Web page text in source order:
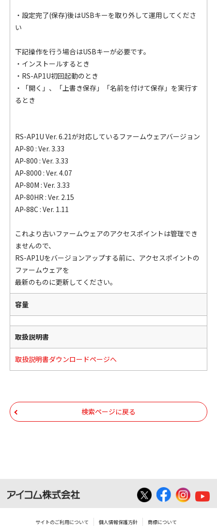
・設定完了(保存)後はUSBキーを取り外して運用してくださ
い
下記操作を行う場合はUSBキーが必要です。
・インストールするとき
・RS-AP1U初回起動のとき
・「開く」、「上書き保存」「名前を付けて保存」を実行す
るとき
RS-AP1U Ver. 6.21が対応しているファームウェアバージョン
AP-80 : Ver. 3.33
AP-800 : Ver. 3.33
AP-8000 : Ver. 4.07
AP-80M : Ver. 3.33
AP-80HR : Ver. 2.15
AP-88C : Ver. 1.11
これより古いファームウェアのアクセスポイントは管理でき
ませんので、
RS-AP1Uをバージョンアップする前に、アクセスポイントの
ファームウェアを
最新のものに更新してください。
容量
取扱説明書
取扱説明書ダウンロードページへ
検索ページに戻る
サイトのご利用について 個人情報保護方針 商標について